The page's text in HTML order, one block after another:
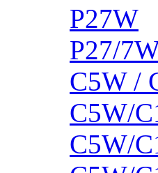
P27W
P27/
C5W /
C5W/
C5W/